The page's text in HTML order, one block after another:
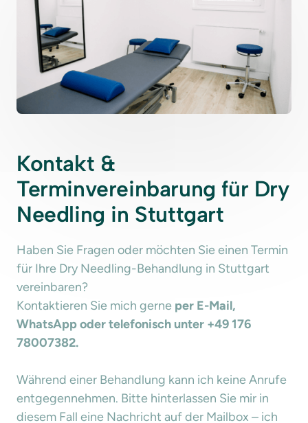
Kontakt &
Terminvereinbarung für Dry
Needling in Stuttgart
Haben Sie Fragen oder möchten Sie einen Termin
für Ihre Dry Needling-Behandlung in Stuttgart
vereinbaren?
Kontaktieren Sie mich gerne per E-Mail,
WhatsApp oder telefonisch unter +49 176
78007382.
Während einer Behandlung kann ich keine Anrufe
entgegennehmen. Bitte hinterlassen Sie mir in
diesem Fall eine Nachricht auf der Mailbox – ich